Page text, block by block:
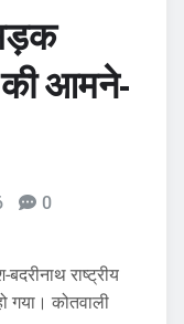
आमने-
0
राष्ट्रीय
गया। कोतवाली